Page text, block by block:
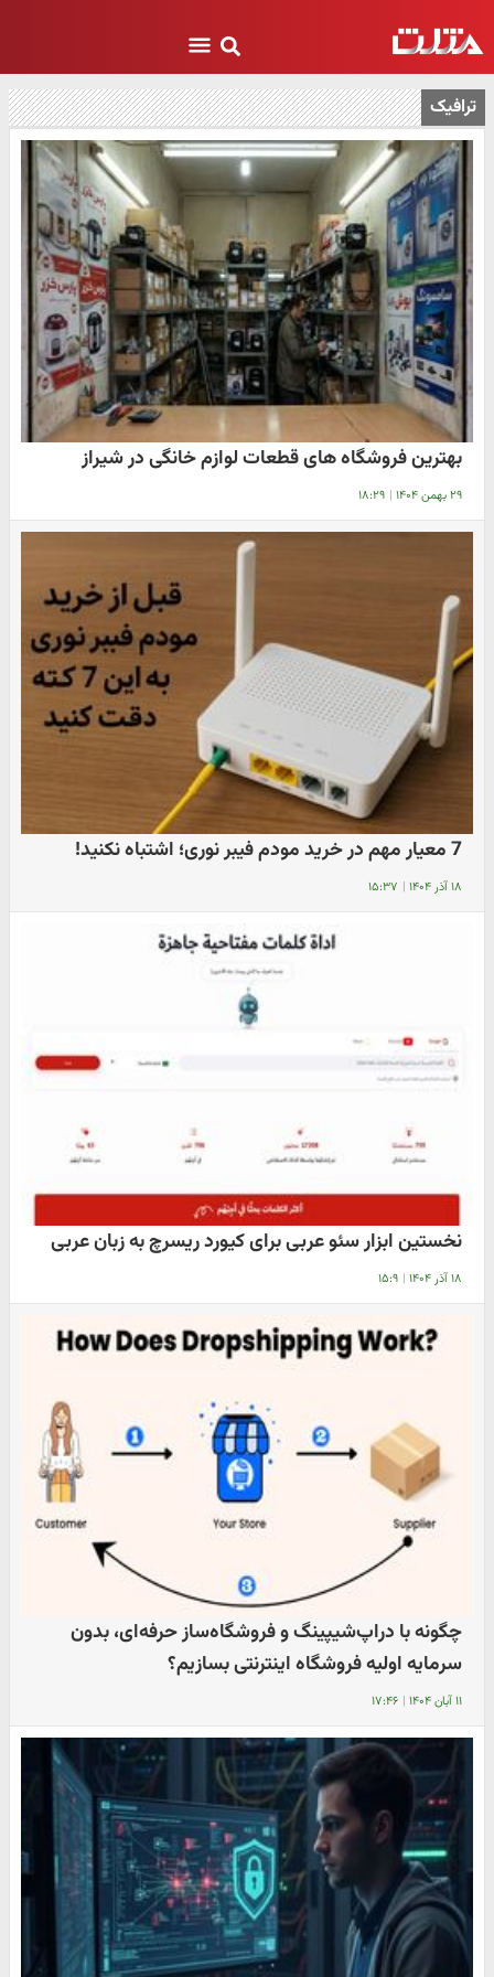
ترافیک
بهترین فروشگاه های قطعات لوازم خانگی در شیراز
۲۹ بهمن ۱۴۰۴ | ۱۸:۲۹
7 معیار مهم در خرید مودم فیبر نوری؛ اشتباه نکنید!
۱۸ آذر ۱۴۰۴ | ۱۵:۳۷
نخستین ابزار سئو عربی برای کیورد ریسرچ به زبان عربی
۱۸ آذر ۱۴۰۴ | ۱۵:۹
چگونه با دراپ‌شیپینگ و فروشگاه‌ساز حرفه‌ای، بدون
سرمایه اولیه فروشگاه اینترنتی بسازیم؟
۱۱ آبان ۱۴۰۴ | ۱۷:۴۶